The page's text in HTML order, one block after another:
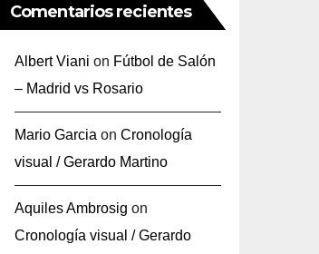
Comentarios recientes
Albert Viani on Fútbol de Salón
– Madrid vs Rosario
Mario Garcia on Cronología
visual / Gerardo Martino
Aquiles Ambrosig on
Cronología visual / Gerardo